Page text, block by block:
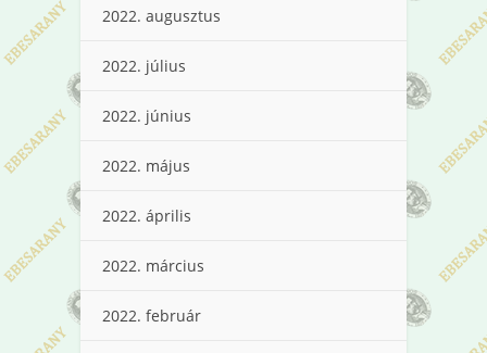
2022. augusztus
2022. július
2022. június
2022. május
2022. április
2022. március
2022. február